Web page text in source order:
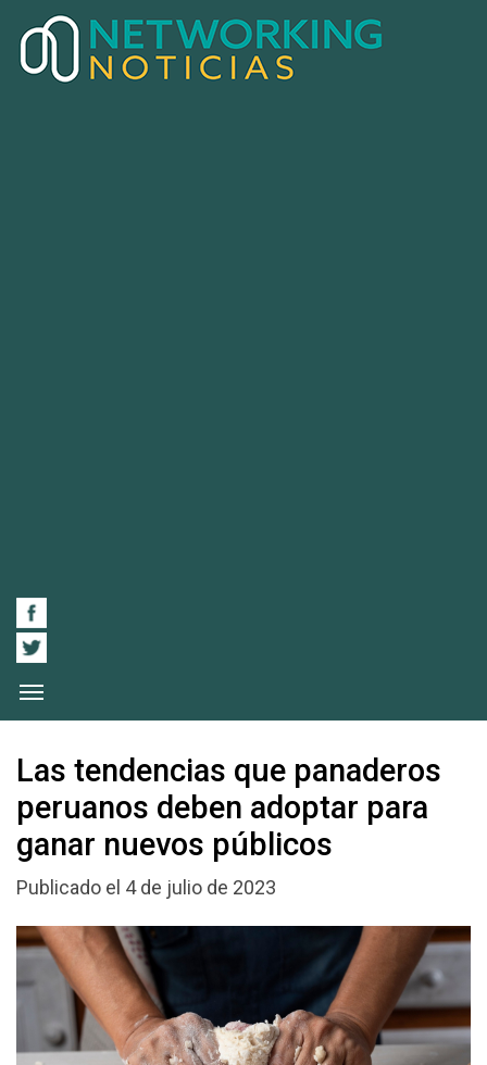
Las tendencias que panaderos
peruanos deben adoptar para
ganar nuevos públicos
Publicado el 4 de julio de 2023